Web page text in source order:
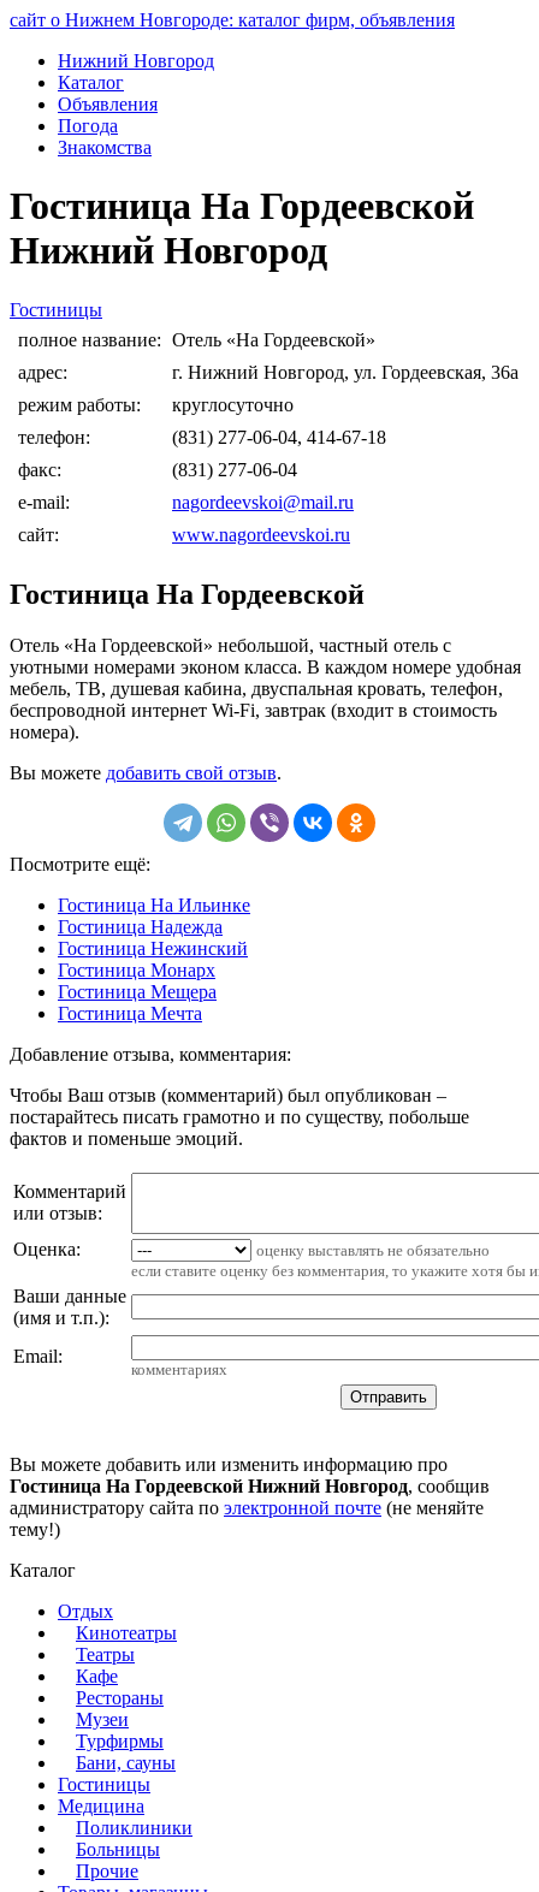
сайт о Нижнем Новгороде: каталог фирм, объявления
Нижний Новгород
Каталог
Объявления
Погода
Знакомства
Гостиница На Гордеевской
Нижний Новгород
Гостиницы
полное название: Отель «На Гордеевской»
адрес:
г. Нижний Новгород, ул. Гордеевская, 36а
режим работы:
круглосуточно
телефон:
(831) 277-06-04, 414-67-18
факс:
(831) 277-06-04
e-mail:
nagordeevskoi@mail.ru
сайт:
www.nagordeevskoi.ru
Гостиница На Гордеевской
Отель «На Гордеевской» небольшой, частный отель с
уютными номерами эконом класса. В каждом номере удобная
мебель, ТВ, душевая кабина, двуспальная кровать, телефон,
беспроводной интернет Wi-Fi, завтрак (входит в стоимость
номера).
Вы можете добавить свой отзыв.
Посмотрите ещё:
Гостиница На Ильинке
Гостиница Надежда
Гостиница Нежинский
Гостиница Монарх
Гостиница Мещера
Гостиница Мечта
Добавление отзыва, комментария:
Чтобы Ваш отзыв (комментарий) был опубликован –
постарайтесь писать грамотно и по существу, побольше
фактов и поменьше эмоций.
Комментарий
или отзыв:
Оценка:
оценку выставлять не обязательно
если ставите оценку без комментария, то укажите хотя бы
Ваши данные
(имя и т.п.):
Email:
комментариях
Вы можете добавить или изменить информацию про
Гостиница На Гордеевской Нижний Новгород, сообщив
администратору сайта по электронной почте (не меняйте
тему!)
Каталог
Отдых
Кинотеатры
Театры
Кафе
Рестораны
Музеи
Турфирмы
Бани, сауны
Гостиницы
Медицина
Поликлиники
Больницы
Прочие